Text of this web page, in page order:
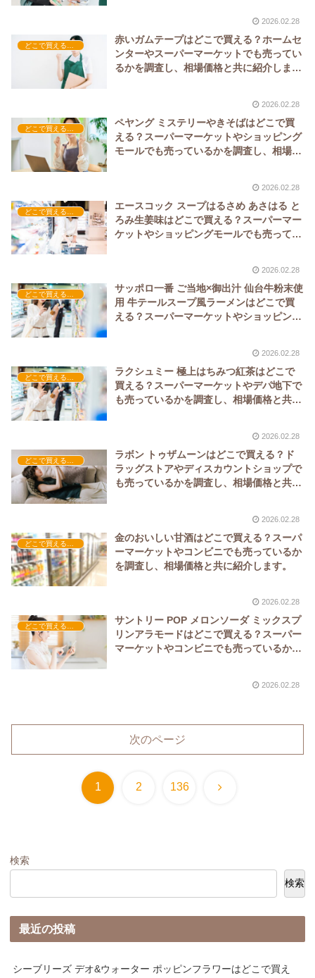
2026.02.28
赤いガムテープはどこで買える？ホームセ
ンターやスーパーマーケットでも売ってい
るかを調査し、相場価格と共に紹介しま
2026.02.28
ペヤング ミステリーやきそばはどこで買
える？スーパーマーケットやショッピング
モールでも売っているかを調査し、相場価
2026.02.28
エースコック スープはるさめ あさはる と
ろみ生姜味はどこで買える？スーパーマー
ケットやショッピングモールでも売ってい
2026.02.28
どこで買える？-食品・食材
サッポロ一番 ご当地×御出汁 仙台牛粉末使
用 牛テールスープ風ラーメンはどこで買
える？スーパーマーケットやショッピング
2026.02.28
ラクシュミー 極上はちみつ紅茶はどこで
買える？スーパーマーケットやデパ地下で
も売っているかを調査し、相場価格と共に
2026.02.28
ラボン トゥザムーンはどこで買える？ド
ラッグストアやディスカウントショップで
も売っているかを調査し、相場価格と共に
2026.02.28
金のおいしい甘酒はどこで買える？スーパ
ーマーケットやコンビニでも売っているか
を調査し、相場価格と共に紹介します。
2026.02.28
どこで買える？-飲料・酒・ジュース
サントリー POP メロンソーダ ミックスプ
リンアラモードはどこで買える？スーパー
マーケットやコンビニでも売っているかを
2026.02.28
次のページ
1 2 136 次
検索
検索
最近の投稿
シーブリーズ デオ&ウォーター ポッピンフラワーはどこで買え